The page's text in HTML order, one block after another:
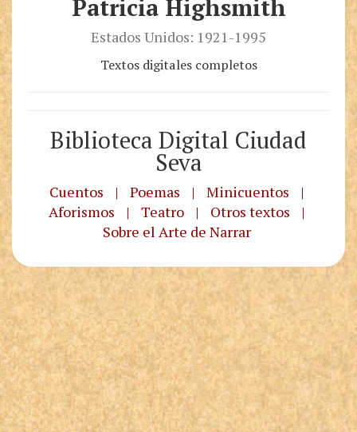
Patricia Highsmith
Estados Unidos: 1921-1995
Textos digitales completos
Biblioteca Digital Ciudad
Seva
Cuentos | Poemas | Minicuentos
|
Aforismos
| Teatro | Otros textos
|
Sobre el Arte de Narrar